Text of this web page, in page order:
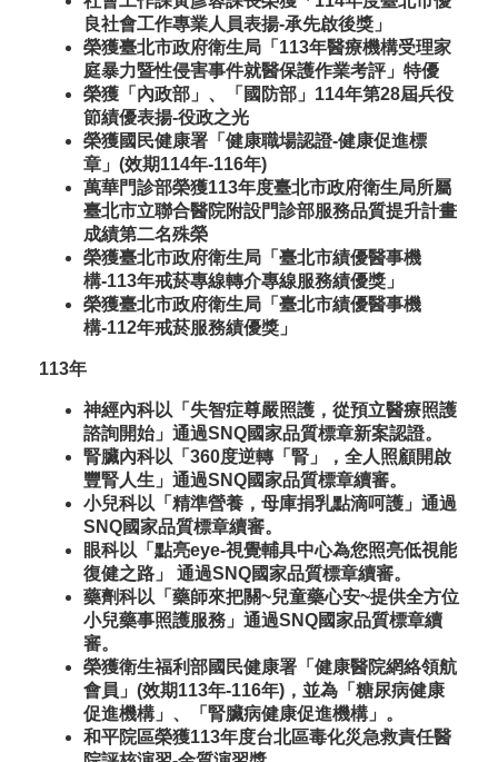
良社會工作專業人員表揚-承先啟後獎」
榮獲臺北市政府衛生局「113年醫療機構受理家
庭暴力暨性侵害事件就醫保護作業考評」特優
榮獲「內政部」、「國防部」114年第28屆兵役
節績優表揚-役政之光
榮獲國民健康署「健康職場認證-健康促進標
章」(效期114年-116年)
萬華門診部榮獲113年度臺北市政府衛生局所屬
臺北市立聯合醫院附設門診部服務品質提升計畫
成績第二名殊榮
榮獲臺北市政府衛生局「臺北市績優醫事機
構-113年戒菸專線轉介專線服務績優獎」
榮獲臺北市政府衛生局「臺北市績優醫事機
構-112年戒菸服務績優獎」
113年
神經內科以「失智症尊嚴照護，從預立醫療照護
諮詢開始」通過SNQ國家品質標章新案認證。
腎臟內科以「360度逆轉「腎」，全人照顧開啟
豐腎人生」通過SNQ國家品質標章續審。
小兒科以「精準營養，母庫捐乳點滴呵護」通過
SNQ國家品質標章續審。
眼科以「點亮eye-視覺輔具中心為您照亮低視能
復健之路」 通過SNQ國家品質標章續審。
藥劑科以「藥師來把關~兒童藥心安~提供全方位
小兒藥事照護服務」通過SNQ國家品質標章續
審。
榮獲衛生福利部國民健康署「健康醫院網絡領航
會員」(效期113年-116年)，並為「糖尿病健康
促進機構」、「腎臟病健康促進機構」。
和平院區榮獲113年度台北區毒化災急救責任醫